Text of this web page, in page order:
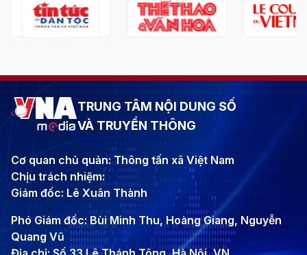
TRUNG TÂM NỘI DUNG SỐ
VÀ TRUYỀN THÔNG
Cơ quan chủ quản: Thông tấn xã Việt Nam
Chịu trách nhiệm:
Giám đốc: Lê Xuân Thành
Phó Giám đốc: Bùi Minh Thu, Hoàng Giang, Nguyễn
Quang Vũ